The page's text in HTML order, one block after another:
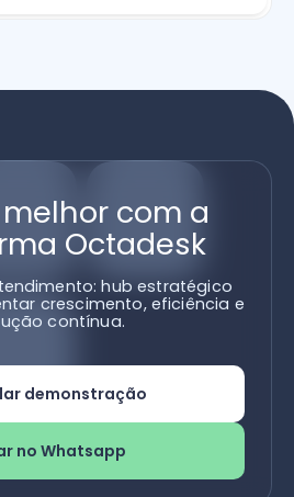
com a
Octadesk
hub estratégico
crescimento, eficiência e
contínua.
demonstração
no Whatsapp